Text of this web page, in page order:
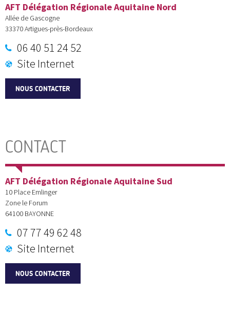
AFT Délégation Régionale Aquitaine Nord
Allée de Gascogne
33370Artigues-près-Bordeaux
06 40 51 24 52
Site Internet
NOUS CONTACTER
CONTACT
AFT Délégation Régionale Aquitaine Sud
10 Place Emlinger
Zone le Forum
64100 BAYONNE
07 77 49 62 48
Site Internet
NOUS CONTACTER